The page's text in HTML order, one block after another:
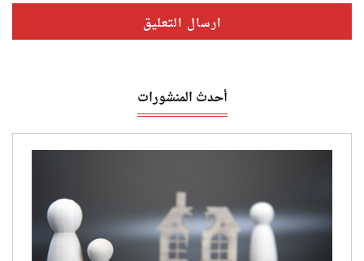
أحدث المنشورات